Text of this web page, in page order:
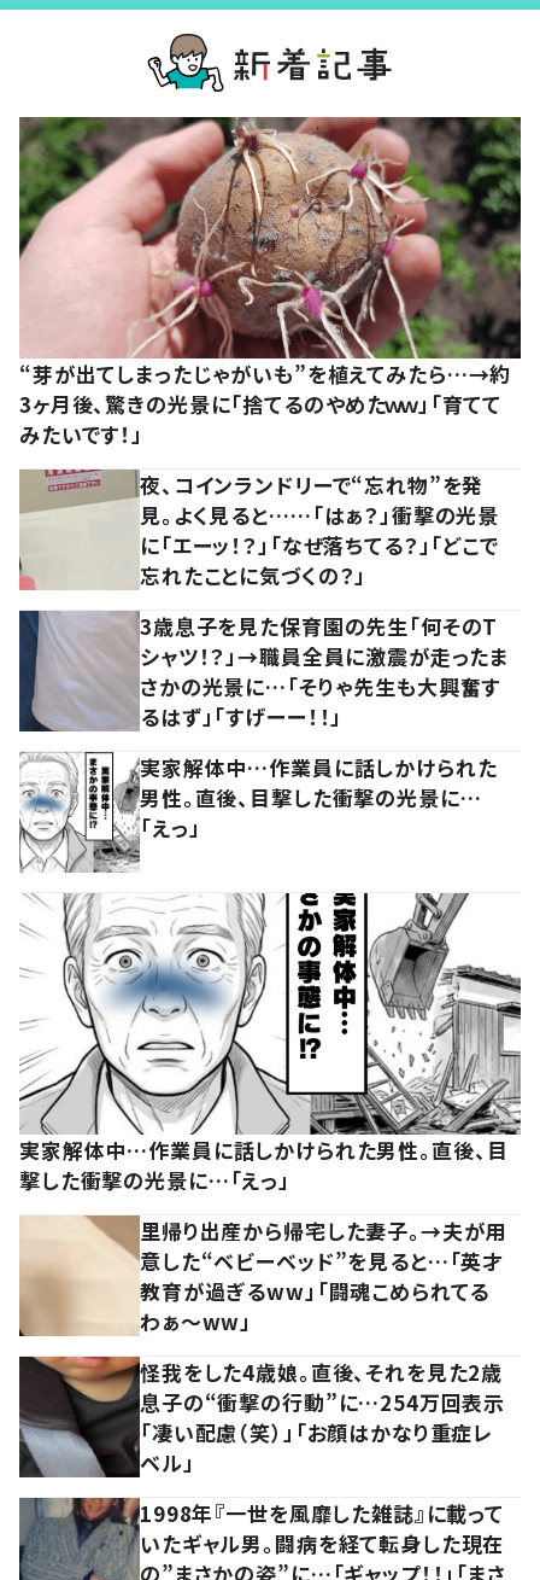
“芽が出てしまったじゃがいも”を植えてみたら…→約
3ヶ月後、驚きの光景に「捨てるのやめたｗｗ」「育てて
みたいです！」
夜、コインランドリーで“忘れ物”を発
見。よく見ると……「はぁ？」衝撃の光景
に「エーッ！？」「なぜ落ちてる？」「どこで
忘れたことに気づくの？」
3歳息子を見た保育園の先生「何そのT
シャツ！？」→職員全員に激震が走ったま
さかの光景に…「そりゃ先生も大興奮す
るはず」「すげーー！！」
実家解体中…作業員に話しかけられた
男性。直後、目撃した衝撃の光景に…
「えっ」
実家解体中…作業員に話しかけられた男性。直後、目
撃した衝撃の光景に…「えっ」
里帰り出産から帰宅した妻子。→夫が用
意した“ベビーベッド”を見ると…「英才
教育が過ぎるww」「闘魂こめられてる
わぁ～ww」
怪我をした4歳娘。直後、それを見た2歳
息子の“衝撃の行動”に…254万回表示
「凄い配慮（笑）」「お顔はかなり重症レ
ベル」
1998年『一世を風靡した雑誌』に載って
いたギャル男。闘病を経て転身した現在
の”まさかの姿”に…「ギャップ！！」「まさ